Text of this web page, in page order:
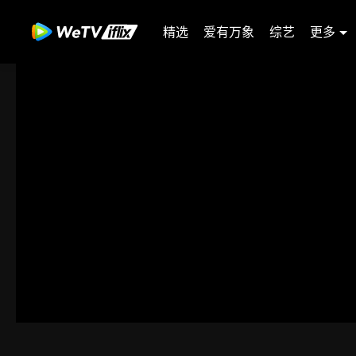
精选 爱有万象 综艺 更多